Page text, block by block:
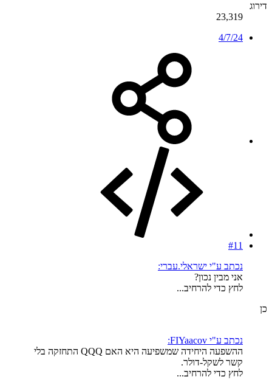
דירוג
23,319
4/7/24
#11
נכתב ע"י ישראלי.עברי:
אני מבין נכון?
לחץ כדי להרחיב...
כן
נכתב ע"י FIYaacov:
ההשפעה היחידה שמשפיעה היא האם QQQ התחזקה בלי
קשר לשקל-דולר.
לחץ כדי להרחיב...